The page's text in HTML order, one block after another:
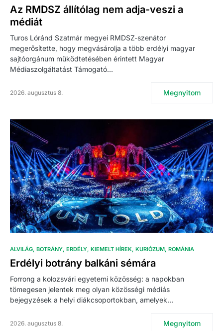
Az RMDSZ állítólag nem adja-veszi a
médiát
Turos Lóránd Szatmár megyei RMDSZ-szenátor
megerősítette, hogy megvásárolja a több erdélyi magyar
sajtóorgánum működtetésében érintett Magyar
Médiaszolgáltatást Támogató…
2026. augusztus 8. Megnyitom
ALVILÁG BOTRÁNY ERDÉLY KIEMELT HÍREK KURIÓZUM ROMÁNIA
Erdélyi botrány balkáni sémára
Forrong a kolozsvári egyetemi közösség: a napokban
tömegesen jelentek meg olyan közösségi médiás
bejegyzések a helyi diákcsoportokban, amelyek…
2026. augusztus 8. Megnyitom